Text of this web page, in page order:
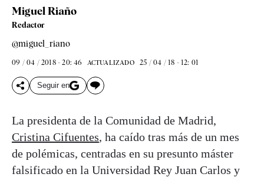
Miguel Riaño
Redactor
@miguel_riano
09 / 04 / 2018 - 20: 46 ACTUALIZADO 25 / 04 / 18 - 12: 01
Seguir en
La presidenta de la Comunidad de Madrid,
Cristina Cifuentes, ha caído tras más de un mes
de polémicas, centradas en su presunto máster
falsificado en la Universidad Rey Juan Carlos y